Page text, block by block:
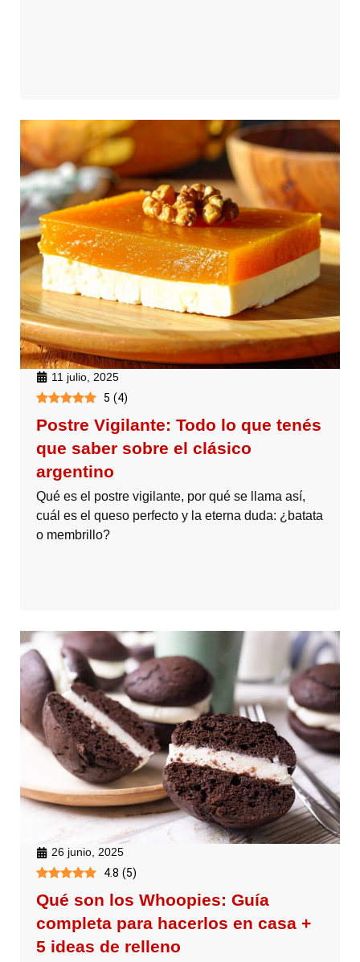
11 julio, 2025
5 (4)
Postre Vigilante: Todo lo que tenés
que saber sobre el clásico
argentino
Qué es el postre vigilante, por qué se llama así,
cuál es el queso perfecto y la eterna duda: ¿batata
o membrillo?
26 junio, 2025
4.8 (5)
Qué son los Whoopies: Guía
completa para hacerlos en casa +
5 ideas de relleno